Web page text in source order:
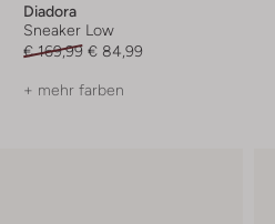
Diadora
Sneaker Low
€ 169,99 € 84,99
+ mehr farben